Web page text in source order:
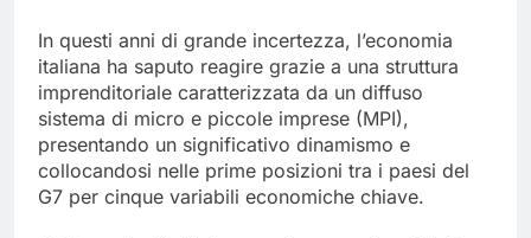
In questi anni di grande incertezza, l’economia
italiana ha saputo reagire grazie a una struttura
imprenditoriale caratterizzata da un diffuso
sistema di micro e piccole imprese (MPI),
presentando un significativo dinamismo e
collocandosi nelle prime posizioni tra i paesi del
G7 per cinque variabili economiche chiave.